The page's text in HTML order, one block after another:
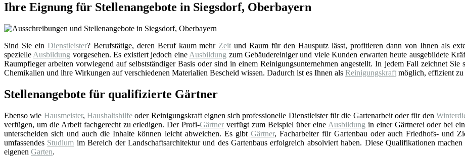
Ihre Eignung für Stellenangebote in Siegsdorf, Oberbayern
Sind Sie ein Dienstleister? Berufstätige, deren Beruf kaum mehr Zeit und Raum für den Hausputz lässt, profitieren dann von Ihnen als
spezielle Ausbildung vorgesehen. Es existiert jedoch eine Ausbildung zum Gebäudereiniger und viele Kunden erwarten heute ausgebildete
Raumpfleger arbeiten vorwiegend auf selbstständiger Basis oder sind in einem Reinigungsunternehmen angestellt. In jedem Fall zeichnet Sie
Chemikalien und ihre Wirkungen auf verschiedenen Materialien Bescheid wissen. Dadurch ist es Ihnen als Reinigungskraft möglich, effizient zu
Stellenangebote für qualifizierte Gärtner
Ebenso wie Hausmeister, Haushaltshilfeoder Reinigungskraft eignen sich professionelle Dienstleister für die Gartenarbeit oder für den
verfügen, um die Arbeit fachgerecht zu erledigen. Der Profi-Gärtner verfügt zum Beispiel über eine Ausbildung in einer Gärtnerei oder bei
unterscheiden sich und auch die Inhalte können leicht abweichen. Es gibt Gärtner, Facharbeiter für Gartenbau oder auch Friedhofs- und
umfassendes Studium im Bereich der Landschaftsarchitektur und des Gartenbaus erfolgreich absolviert haben. Diese Qualifikationen machen
eigenen Garten.